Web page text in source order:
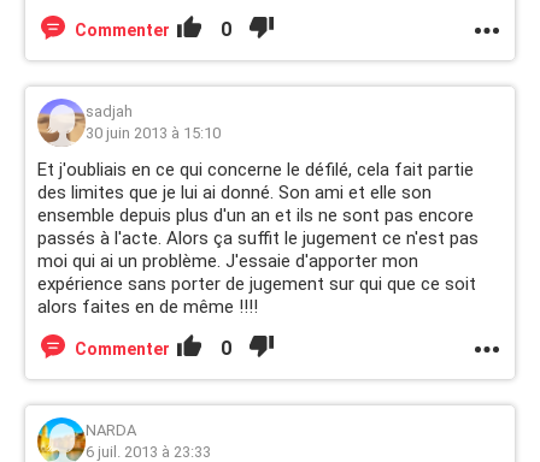
Commenter 0
sadjah
30 juin 2013 à 15:10
Et j'oubliais en ce qui concerne le défilé, cela fait partie
des limites que je lui ai donné. Son ami et elle son
ensemble depuis plus d'un an et ils ne sont pas encore
passés à l'acte. Alors ça suffit le jugement ce n'est pas
moi qui ai un problème. J'essaie d'apporter mon
expérience sans porter de jugement sur qui que ce soit
alors faites en de même !!!!
Commenter 0
NARDA
6 juil. 2013 à 23:33